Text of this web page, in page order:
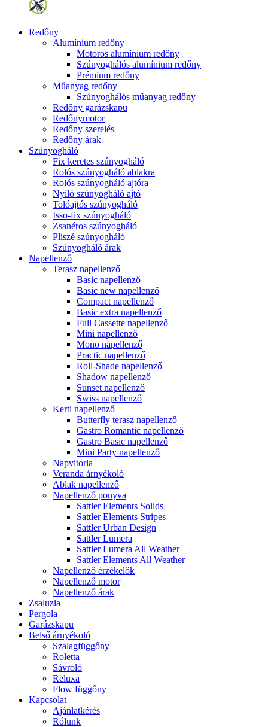
Redőny
Alumínium redőny
Motoros alumínium redőny
Szúnyoghálós alumínium redőny
Prémium redőny
Műanyag redőny
Szúnyoghálós műanyag redőny
Redőny garázskapu
Redőnymotor
Redőny szerelés
Redőny árak
Szúnyogháló
Fix keretes szúnyogháló
Rolós szúnyogháló ablakra
Rolós szúnyogháló ajtóra
Nyíló szúnyogháló ajtó
Tolóajtós szúnyogháló
Isso-fix szúnyogháló
Zsanéros szúnyogháló
Pliszé szúnyogháló
Szúnyogháló árak
Napellenző
Terasz napellenző
Basic napellenző
Basic new napellenző
Compact napellenző
Basic extra napellenző
Full Cassette napellenző
Mini napellenző
Mono napellenző
Practic napellenző
Roll-Shade napellenző
Shadow napellenző
Sunset napellenző
Swiss napellenző
Kerti napellenző
Butterfly terasz napellenző
Gastro Romantic napellenző
Gastro Basic napellenző
Mini Party napellenző
Napvitorla
Veranda árnyékoló
Ablak napellenző
Napellenző ponyva
Sattler Elements Solids
Sattler Elements Stripes
Sattler Urban Design
Sattler Lumera
Sattler Lumera All Weather
Sattler Elements All Weather
Napellenző érzékelők
Napellenző motor
Napellenző árak
Zsaluzia
Pergola
Garázskapu
Belső árnyékoló
Szalagfüggőny
Roletta
Sávroló
Reluxa
Flow függőny
Kapcsolat
Ajánlatkérés
Rólunk